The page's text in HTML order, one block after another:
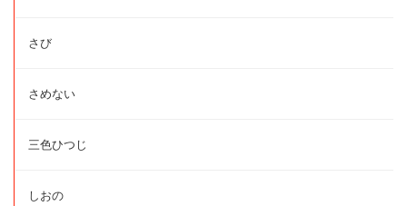
さび
さめない
三色ひつじ
しおの